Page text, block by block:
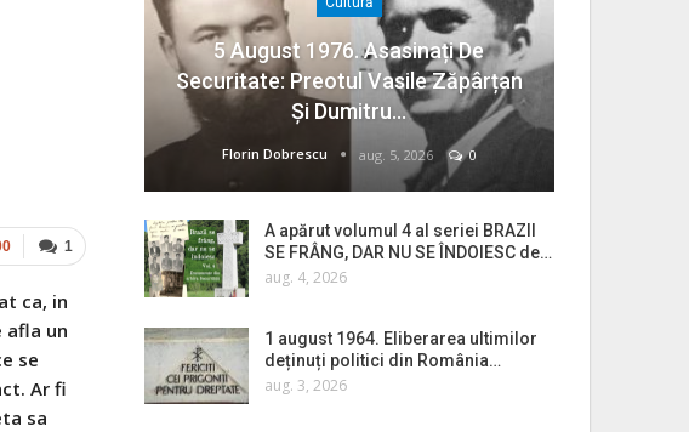
1
ca, in
afla un
se
Ar fi
sa
5 August 1976. Asasinați De
Securitate: Preotul Vasile Zăpârțan
Și Dumitru…
Florin Dobrescu aug. 5, 2026 0
A apărut volumul 4 al seriei BRAZII
SE FRÂNG, DAR NU SE ÎNDOIESC de…
aug. 4, 2026
1 august 1964. Eliberarea ultimilor
deținuți politici din România…
aug. 3, 2026